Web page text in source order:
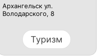
Архангельск ул.
Володарского, 8
Туризм